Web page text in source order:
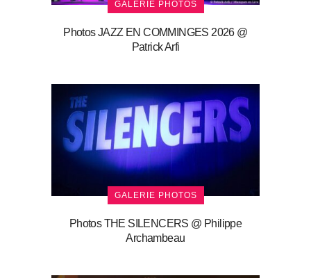
GALERIE PHOTOS
Photos JAZZ EN COMMINGES 2026 @
Patrick Arfi
GALERIE PHOTOS
Photos THE SILENCERS @ Philippe
Archambeau